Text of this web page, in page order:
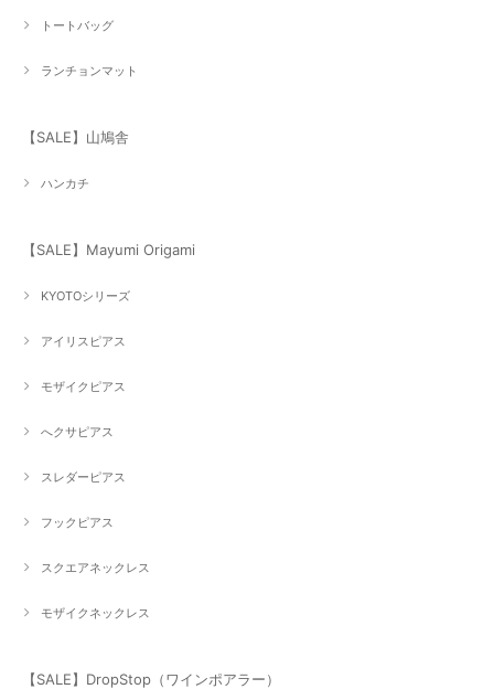
トートバッグ
ランチョンマット
【SALE】山鳩舎
ハンカチ
【SALE】Mayumi Origami
KYOTOシリーズ
アイリスピアス
モザイクピアス
へクサピアス
スレダーピアス
フックピアス
スクエアネックレス
モザイクネックレス
【SALE】DropStop（ワインポアラー）